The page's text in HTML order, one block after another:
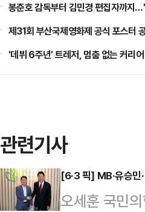
봉준호 감독부터 김민경 편집자까지
제31회 부산국제영화제 공식 포스터
'데뷔 6주년' 트레저, 멈춤 없는 커리
관련기사
[6·3 픽] MB·유승민
오세훈 국민